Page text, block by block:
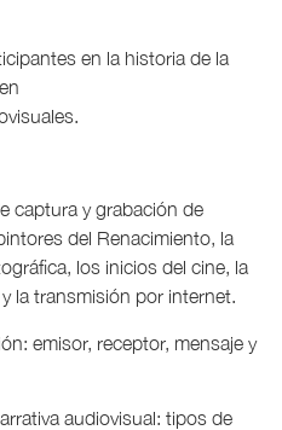
en la historia de la
captura y grabación de
del Renacimiento, la
los inicios del cine, la
la transmisión por internet.
emisor, receptor, mensaje y
audiovisual: tipos de